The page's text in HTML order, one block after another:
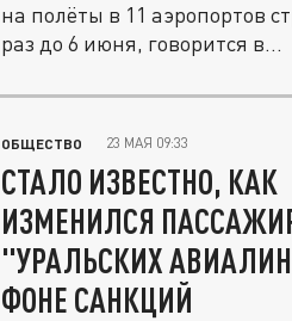
на полёты в 11 аэропортов
раз до 6 июня, говорится в...
ОБЩЕСТВО 23 МАЯ 09:33
СТАЛО ИЗВЕСТНО, КАК
ИЗМЕНИЛСЯ
"УРАЛЬСКИХ
ФОНЕ САНКЦИЙ